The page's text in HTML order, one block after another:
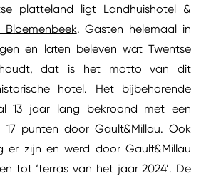
platteland ligt Landhuishotel &
. Gasten helemaal in
en laten beleven wat Twentse
dat is het motto van dit
hotel. Het bijbehorende
13 jaar lang bekroond met een
17 punten door Gault&Millau. Ook
er zijn en werd door Gault&Millau
tot ‘terras van het jaar 2024’. De